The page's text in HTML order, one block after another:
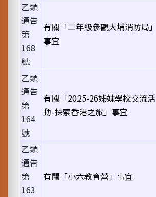
乙類
通告
第
168
號
有關「二年級參觀大埔消防局」
事宜
乙類
通告
第
164
號
有關「2025-26姊妹學校交流活
動-探索香港之旅」事宜
乙類
通告
第
163
有關「小六教育營」事宜